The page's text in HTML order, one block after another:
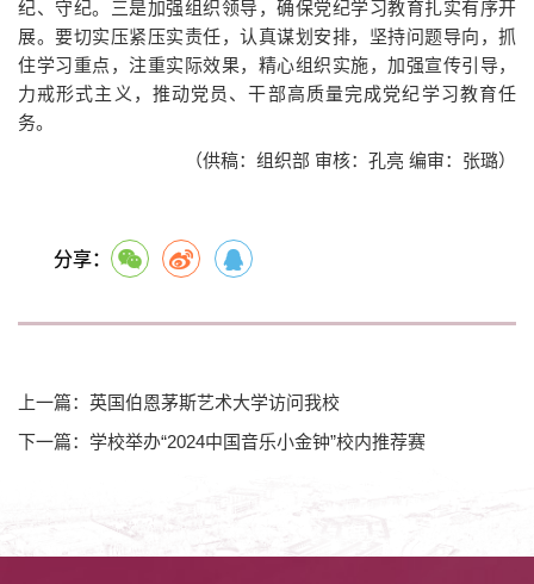
纪、守纪。三是加强组织领导，确保党纪学习教育扎实有序开
展。要切实压紧压实责任，认真谋划安排，坚持问题导向，抓
住学习重点，注重实际效果，精心组织实施，加强宣传引导，
力戒形式主义，推动党员、干部高质量完成党纪学习教育任
务。
（供稿：组织部 审核：孔亮 编审：张璐）
分享：
上一篇：英国伯恩茅斯艺术大学访问我校
下一篇：学校举办“2024中国音乐小金钟”校内推荐赛